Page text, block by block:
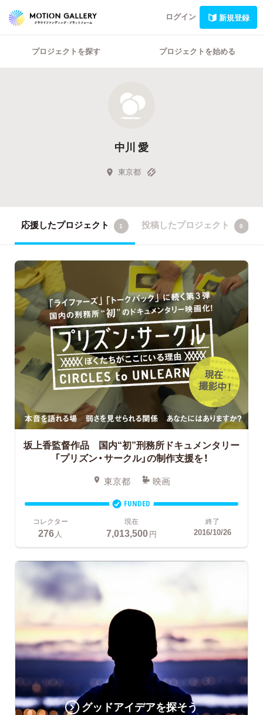
ログイン 新規登録
プロジェクトを探す プロジェクトを始める
中川 愛
東京都
応援したプロジェクト 1 投稿したプロジェクト 0
坂上香監督作品 国内“初”刑務所ドキュメンタリー
「プリズン・サークル」の制作支援を！
東京都 映画
FUNDED
コレクター
276 人
現在
7,013,500円
終了
2016/10/26
グッドアイデアを探そう